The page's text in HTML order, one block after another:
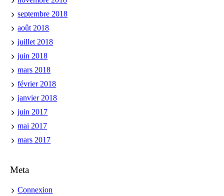
septembre 2018
août 2018
juillet 2018
juin 2018
mars 2018
février 2018
janvier 2018
juin 2017
mai 2017
mars 2017
Meta
Connexion